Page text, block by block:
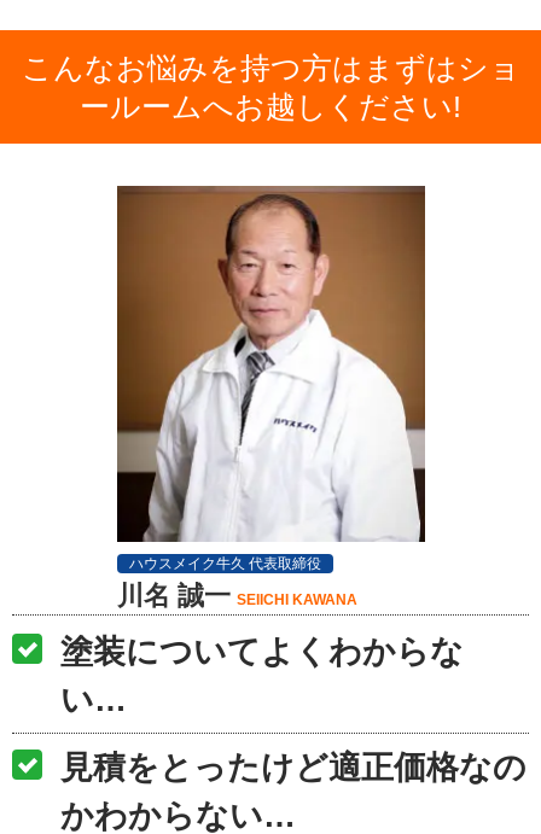
こんなお悩みを持つ方はまずはショ
ールームへお越しください!
ハウスメイク牛久 代表取締役
川名 誠一 SEIICHI KAWANA
塗装についてよくわからな
い…
見積をとったけど適正価格なの
かわからない…